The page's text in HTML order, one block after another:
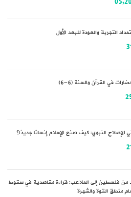
التجربة والعودة للبعد الأول
في القرآن والسنة (6-6)
الإصلاح النبوي: كيف صنع الإسلام إنسانًا جديدًا؟
من فلسطين إلى الملاعب: قراءة مقاصدية في سقوط
منطق القوة والشهرة